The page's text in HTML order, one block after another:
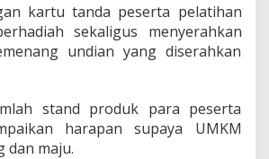
kartu tanda peserta pelatihan
sekaligus menyerahkan
undian yang diserahkan
stand produk para peserta
harapan supaya UMKM
dan maju.